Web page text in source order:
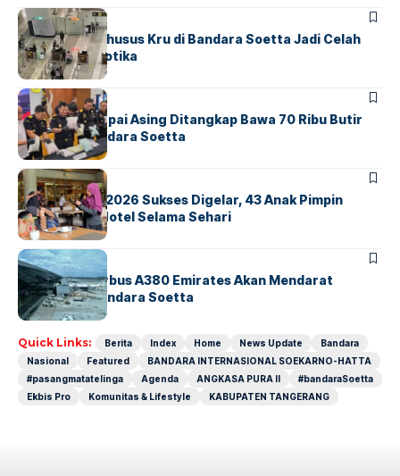
BANDARABERITA
Ketika Jalur Khusus Kru di Bandara Soetta Jadi Celah
Sindikat Narkotika
BANDARA BERITA
Kopilot Maskapai Asing Ditangkap Bawa 70 Ribu Butir
Ekstasi di Bandara Soetta
BERITAINDEX
GM For A Day 2026 Sukses Digelar, 43 Anak Pimpin
Operasional Hotel Selama Sehari
BANDARA BERITA
8 Agustus, Airbus A380 Emirates Akan Mendarat
Perdana di Bandara Soetta
Quick Links: Berita Index Home News Update
Bandara
Nasional
Featured
BANDARA INTERNASIONAL SOEKARNO-HATTA
#pasangmatatelinga
Agenda ANGKASA PURA II
#bandaraSoetta
Ekbis Pro
Komunitas & Lifestyle KABUPATEN TANGERANG